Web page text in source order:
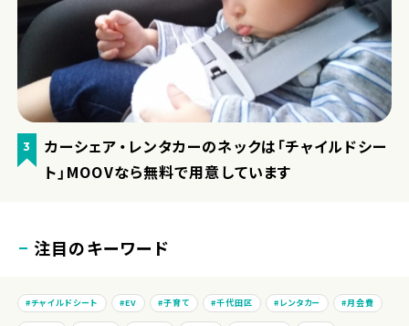
3
カーシェア・レンタカーのネックは「チャイルドシー
ト」MOOVなら無料で用意しています
注目のキーワード
チャイルドシート EV 子育て 千代田区 レンタカー 月会費